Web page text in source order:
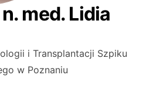
med. Lidia
i Transplantacji Szpiku
w Poznaniu